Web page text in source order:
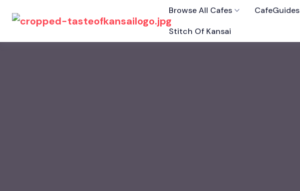
Browse All Cafes CafeGuides
Stitch Of Kansai